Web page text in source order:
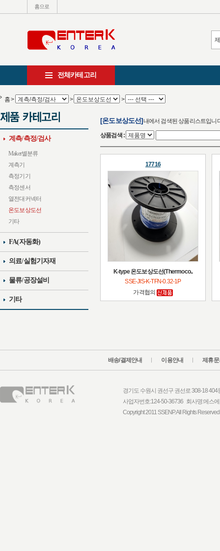
홈으로
전체카테고리
홈> > >
계측/측정/검사
Maker별분류
계측기
측정기기
측정센서
열전대커넥터
온도보상도선
기타
FA(자동화)
의료/실험기자재
물류/공장설비
기타
[온도보상도선]내에서 검색된 상품리스트입니
상품검색 :
17716
K-type 온도보상도선(Thermoco..
SSE-JIS-K-TFN-0.32-1P
가격협의
배송/결제안내 이용안내 제휴문
경기도 수원시 권선구 권선로 308-18
사업자번호:124-50-36736 회사명:에스
Copyright 2011 SSENP. All Rights Reserved